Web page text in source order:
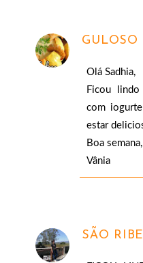
GULOSO
Olá Sadhia,
Ficou
com
estar
Boa
Vânia
SÃO